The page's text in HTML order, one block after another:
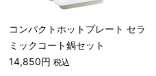
コンパクトホットプレート セラ
ミックコート鍋セット
14,850円税込